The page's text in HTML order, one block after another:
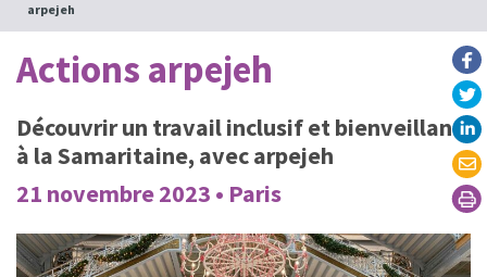
arpejeh
Actions arpejeh
Découvrir un travail inclusif et bienveillant
à la Samaritaine, avec arpejeh
21 novembre 2023 • Paris